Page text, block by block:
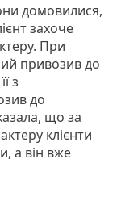
домовилися,
захоче
При
привозив до
з
до
що за
клієнти
а він вже